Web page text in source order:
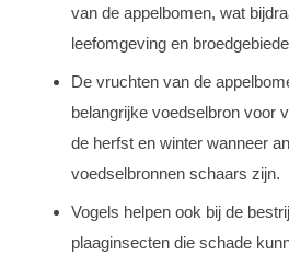
van de appelbomen, wat
leefomgeving en
De vruchten van de
belangrijke voedselbron voor
de herfst en winter wanneer
voedselbronnen schaars zijn.
Vogels helpen ook bij de
plaaginsecten die schade